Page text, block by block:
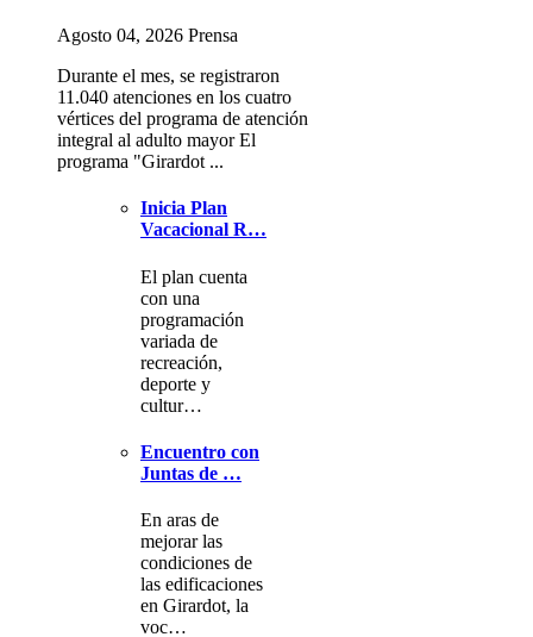
Agosto 04, 2026 Prensa
Durante el mes, se registraron
11.040 atenciones en los cuatro
vértices del programa de atención
integral al adulto mayor El
programa "Girardot ...
Inicia Plan
Vacacional R…
El plan cuenta
con una
programación
variada de
recreación,
deporte y
cultur…
Encuentro con
Juntas de …
En aras de
mejorar las
condiciones de
las edificaciones
en Girardot, la
voc…